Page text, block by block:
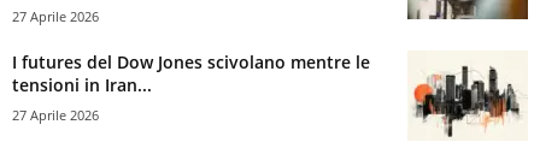
27 Aprile 2026
I futures del Dow Jones scivolano mentre le
tensioni in Iran...
27 Aprile 2026